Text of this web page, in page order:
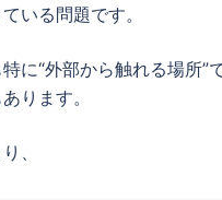
いる問題です。
に“外部から触れる場所”で
ります。
、